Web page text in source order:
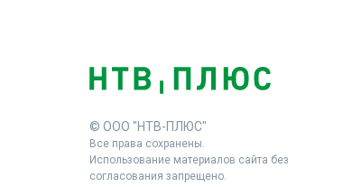
© ООО "НТВ-ПЛЮС"
Все права сохранены.
Использование материалов сайта без
согласования запрещено.